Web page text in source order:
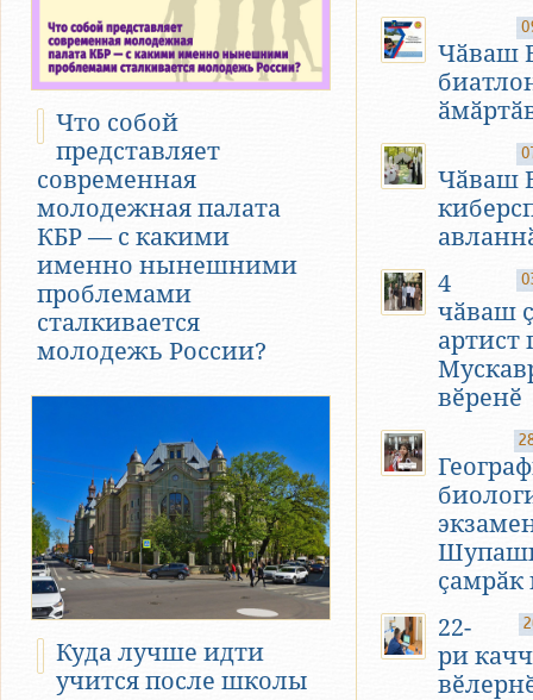
Что собой
представляет
современная
молодежная палата
КБР — с какими
именно нынешними
проблемами
сталкивается
молодежь России?
Куда лучше идти
учится после школы
Чӑваш
Чӑваш
4
чӑваш
артист
вӗренӗ
ҫамрӑк
22-
ри